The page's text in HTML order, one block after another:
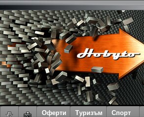
Оферти Туризъм Спорт